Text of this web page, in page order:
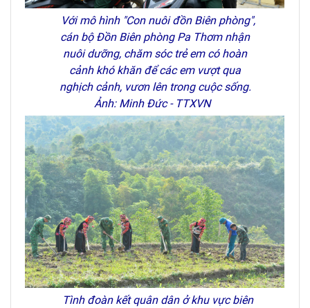
Với mô hình "Con nuôi đồn Biên phòng",
cán bộ Đồn Biên phòng Pa Thơm nhận
nuôi dưỡng, chăm sóc trẻ em có hoàn
cảnh khó khăn để các em vượt qua
nghịch cảnh, vươn lên trong cuộc sống.
Ảnh: Minh Đức - TTXVN
Tình đoàn kết quân dân ở khu vực biên